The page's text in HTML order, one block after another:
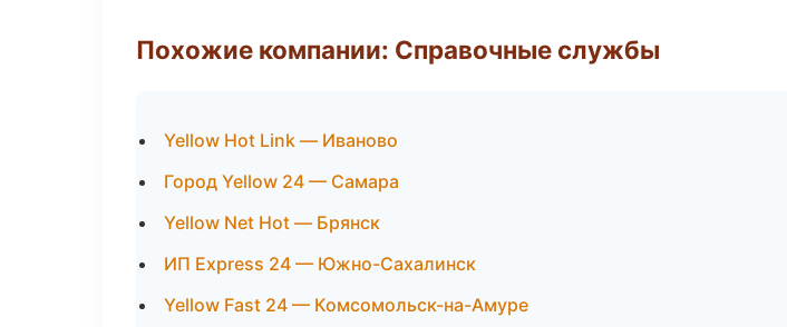
Похожие компании: Справочные службы
Yellow Hot Link — Иваново
Город Yellow 24 — Самара
Yellow Net Hot — Брянск
ИП Express 24 — Южно-Сахалинск
Yellow Fast 24 — Комсомольск-на-Амуре